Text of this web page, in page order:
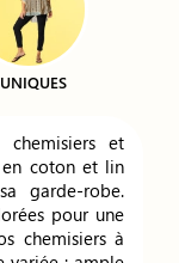
et
en coton et lin
garde-robe.
pour une
chemisiers à